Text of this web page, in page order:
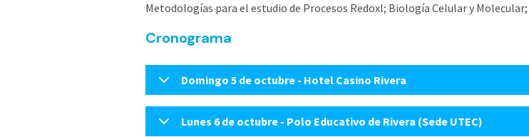
Metodologías para el estudio de Procesos Redoxl; Biología Celular y
Cronograma
Domingo 5 de octubre - Hotel Casino Rivera
Lunes 6 de octubre - Polo Educativo de Rivera (Sede UTEC)